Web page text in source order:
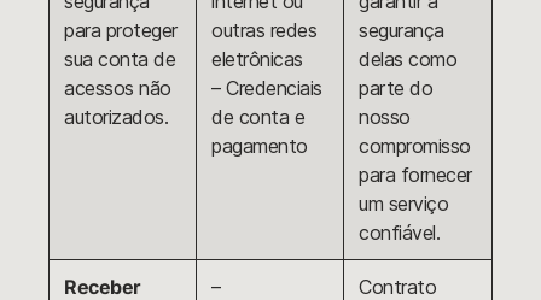
para proteger
sua conta de
acessos não
autorizados.
outras redes
eletrônicas
– Credenciais
de conta e
pagamento
segurança
delas como
parte do
nosso
compromisso
para fornecer
um serviço
confiável.
Receber
–
Contrato